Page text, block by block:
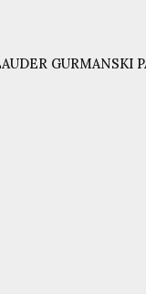
GURMANSKI